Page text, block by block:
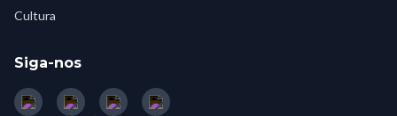
Cultura
Siga-nos